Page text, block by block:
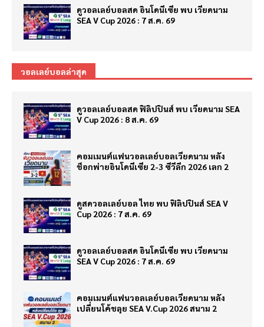
ดูวอลเลย์บอลสด อินโดนีเซีย พบ เวียดนาม
SEA V Cup 2026 : 7 ส.ค. 69
วอลเลย์บอลล่าสุด
ดูวอลเลย์บอลสด ฟิลิปปินส์ พบ เวียดนาม SEA
V Cup 2026 : 8 ส.ค. 69
คอมเมนต์แฟนวอลเลย์บอลเวียดนาม หลัง
ช็อกพ่ายอินโดนีเซีย 2-3 ซีวีลีก 2026 เลก 2
ดูสดวอลเลย์บอล ไทย พบ ฟิลิปปินส์ SEA V
Cup 2026 : 7 ส.ค. 69
ดูวอลเลย์บอลสด อินโดนีเซีย พบ เวียดนาม
SEA V Cup 2026 : 7 ส.ค. 69
คอมเมนต์แฟนวอลเลย์บอลเวียดนาม หลัง
เปลี่ยนโค้ชลุย SEA V.Cup 2026 สนาม 2